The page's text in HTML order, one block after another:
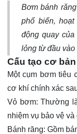
Bơm bánh
phổ biến,
động quay
lỏng từ đầu
Cấu tạo cơ bản
Một cụm bơm tiêu
cơ khí chính xác
Vỏ bơm: Thường
nhiệm vụ bảo vệ
Bánh răng: Gồm